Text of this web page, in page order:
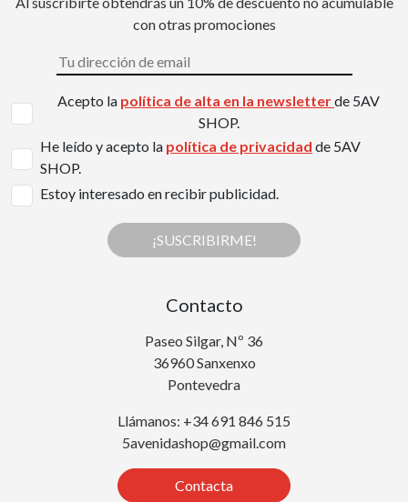
con otras promociones
Acepto la política de alta en la newsletterde 5AV
SHOP.
He leído y acepto la política de privacidad de 5AV
SHOP.
Estoy interesado en recibir publicidad.
¡SUSCRIBIRME!
Contacto
Paseo Silgar, Nº 36
36960 Sanxenxo
Pontevedra
Llámanos: +34 691 846 515
5avenidashop@gmail.com
Contacta